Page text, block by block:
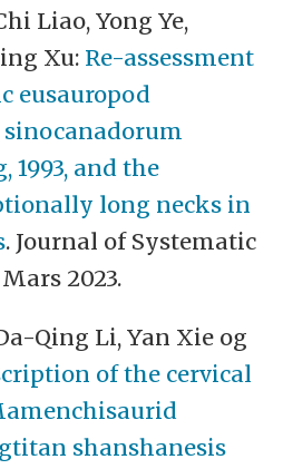
Liao, Yong Ye,
Xu: Re-assessment
eusauropod
1993, and the
long necks in
. Journal of Systematic
2023.
Qing Li, Yan Xie og
of the cervical
shanshanesis